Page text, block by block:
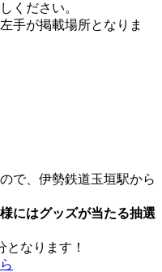
ください。
手が掲載場所となりま
で、伊勢鉄道玉垣駅から
にはグッズが当たる抽選
となります！